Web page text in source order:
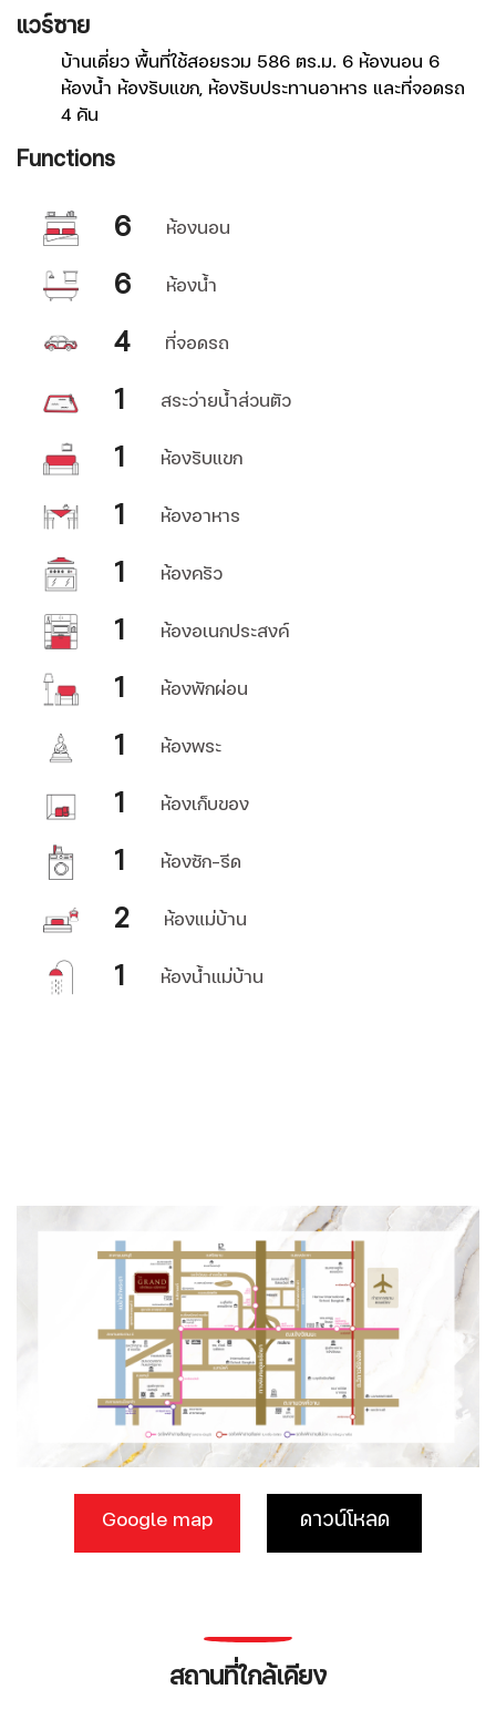
แวร์ซาย
บ้านเดี่ยว พื้นที่ใช้สอยรวม 586 ตร.ม. 6 ห้องนอน 6
ห้องน้ำ ห้องรับแขก, ห้องรับประทานอาหาร และที่จอดรถ
4 คัน
Functions
6 ห้องนอน
6 ห้องน้ำ
4 ที่จอดรถ
1 สระว่ายน้ำส่วนตัว
1 ห้องรับแขก
1 ห้องอาหาร
1 ห้องครัว
1 ห้องอเนกประสงค์
1 ห้องพักผ่อน
1 ห้องพระ
1 ห้องเก็บของ
1 ห้องซัก-รีด
2 ห้องแม่บ้าน
1 ห้องน้ำแม่บ้าน
Google map ดาวน์โหลด
สถานที่ใกล้เคียง